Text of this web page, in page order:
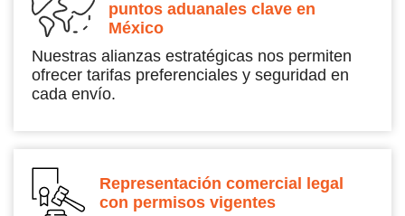
puntos aduanales clave en
México
Nuestras alianzas estratégicas nos permiten
ofrecer tarifas preferenciales y seguridad en
cada envío.
Representación comercial legal
con permisos vigentes